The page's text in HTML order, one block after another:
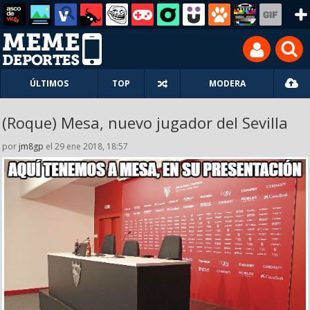
ÚLTIMOS TOP MODERA
(Roque) Mesa, nuevo jugador del Sevilla
por jm8gp el 29 ene 2018, 18:57